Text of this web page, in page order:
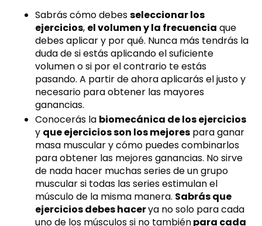
Sabrás cómo debesseleccionar los
ejercicios, el volumen y la frecuencia que
debes aplicar y por qué. Nunca más tendrás la
duda de si estás aplicando el suficiente
volumen o si por el contrario te estás
pasando. A partir de ahora aplicarás el justo y
necesario para obtener las mayores
ganancias.
Conocerás la biomecánica de los ejercicios
y que ejercicios son los mejores para ganar
masa muscular y cómo puedes combinarlos
para obtener las mejores ganancias. No sirve
de nada hacer muchas series de un grupo
muscular si todas las series estimulan el
músculo de la misma manera. Sabrás que
ejercicios debes hacerya no solo para cada
uno de los músculos si no tambiénpara cada